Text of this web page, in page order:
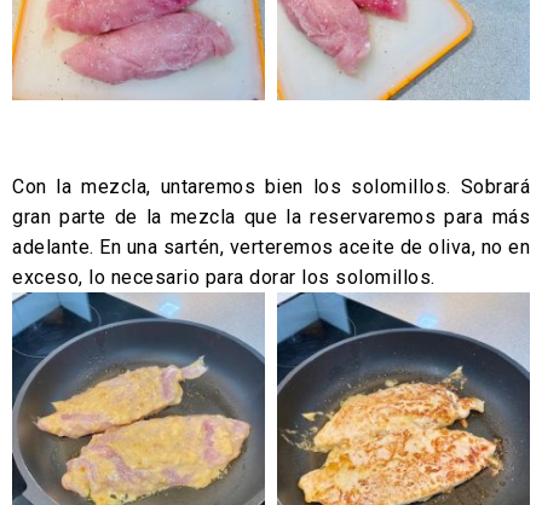
Con la mezcla, untaremos bien los solomillos. Sobrará
gran parte de la mezcla que la reservaremos para más
adelante. En una sartén, verteremos aceite de oliva, no en
exceso, lo necesario para dorar los solomillos.